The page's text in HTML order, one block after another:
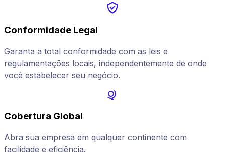
Conformidade Legal
Garanta a total conformidade com as leis e
regulamentações locais, independentemente de onde
você estabelecer seu negócio.
Cobertura Global
Abra sua empresa em qualquer continente com
facilidade e eficiência.